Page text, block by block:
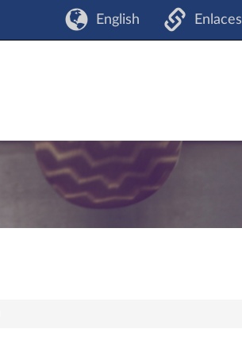
English Enlaces